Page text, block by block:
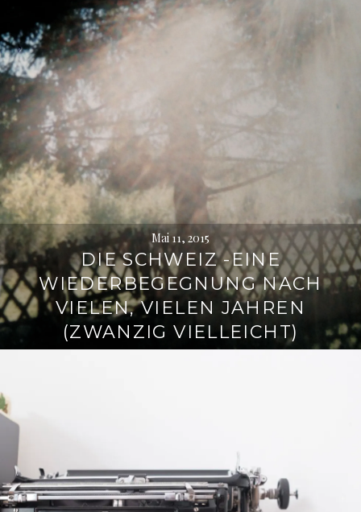
Mai 11, 2015
DIE SCHWEIZ -EINE
WIEDERBEGEGNUNG NACH
VIELEN, VIELEN JAHREN
(ZWANZIG VIELLEICHT)